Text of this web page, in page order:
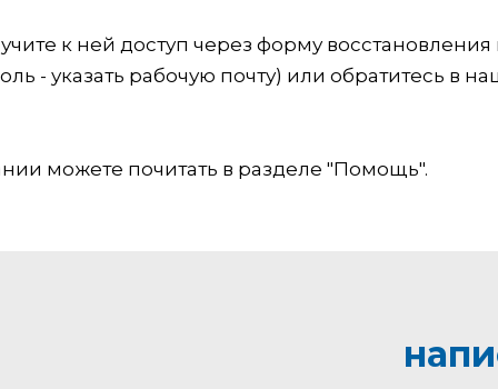
к ней доступ через форму восстановления
- указать рабочую почту) или обратитесь в
можете почитать в разделе "Помощь".